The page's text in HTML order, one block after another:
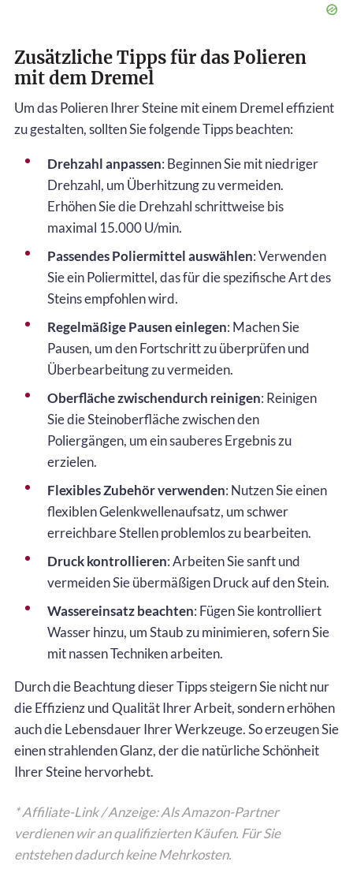
Zusätzliche Tipps für das Polieren
mit dem Dremel
Um das Polieren Ihrer Steine mit einem Dremel effizient
zu gestalten, sollten Sie folgende Tipps beachten:
Drehzahl anpassen: Beginnen Sie mit niedriger
Drehzahl, um Überhitzung zu vermeiden.
Erhöhen Sie die Drehzahl schrittweise bis
maximal 15.000 U/min.
Passendes Poliermittel auswählen: Verwenden
Sie ein Poliermittel, das für die spezifische Art des
Steins empfohlen wird.
Regelmäßige Pausen einlegen: Machen Sie
Pausen, um den Fortschritt zu überprüfen und
Überbearbeitung zu vermeiden.
Oberfläche zwischendurch reinigen: Reinigen
Sie die Steinoberfläche zwischen den
Poliergängen, um ein sauberes Ergebnis zu
erzielen.
Flexibles Zubehör verwenden: Nutzen Sie einen
flexiblen Gelenkwellenaufsatz, um schwer
erreichbare Stellen problemlos zu bearbeiten.
Druck kontrollieren: Arbeiten Sie sanft und
vermeiden Sie übermäßigen Druck auf den Stein.
Wassereinsatz beachten: Fügen Sie kontrolliert
Wasser hinzu, um Staub zu minimieren, sofern Sie
mit nassen Techniken arbeiten.
Durch die Beachtung dieser Tipps steigern Sie nicht nur
die Effizienz und Qualität Ihrer Arbeit, sondern erhöhen
auch die Lebensdauer Ihrer Werkzeuge. So erzeugen Sie
einen strahlenden Glanz, der die natürliche Schönheit
Ihrer Steine hervorhebt.
* Affiliate-Link / Anzeige: Als Amazon-Partner
verdienen wir an qualifizierten Käufen. Für Sie
entstehen dadurch keine Mehrkosten.